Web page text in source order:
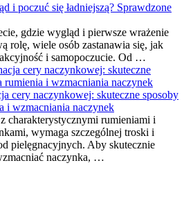
i poczuć się ładniejszą? Sprawdzone
gdzie wygląd i pierwsze wrażenie
rolę, wiele osób zastanawia się, jak
i samopoczucie. Od …
cery naczynkowej: skuteczne sposoby
i wzmacniania naczynek
charakterystycznymi rumieniami i
wymaga szczególnej troski i
pielęgnacyjnych. Aby skutecznie
naczynka, …